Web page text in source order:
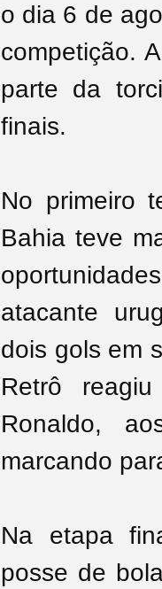
o dia 6 de
competição.
parte da
finais.
No primeiro
Bahia teve
atacante
dois gols em
Retrô
Ronaldo,
marcando
Na etapa
posse de